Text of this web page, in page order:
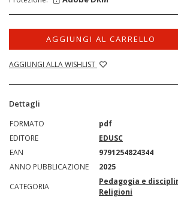
AGGIUNGI AL CARRELLO
AGGIUNGI ALLA WISHLIST
Dettagli
FORMATO
pdf
EDITORE
EDUSC
EAN
9791254824344
ANNO PUBBLICAZIONE
2025
CATEGORIA
Pedagogia e
Religioni